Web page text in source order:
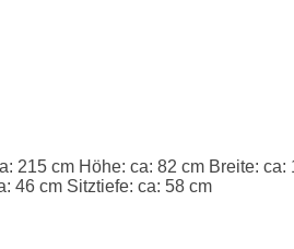
215 cm Höhe: ca: 82 cm Breite: ca:
46 cm Sitztiefe: ca: 58 cm